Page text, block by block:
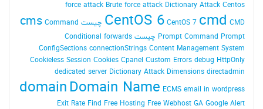
force attack Brute force attack Dictionary Attack Centos
CentOS 6 CentOS 7 cmd CMD چیست cms Command
Prompt Command Prompt چیست
Conditional forwards
ConfigSections connectionStrings Content Management System
Cookieless Session Cookies Cpanel Custom Errors debug HttpOnly
dedicated server Dictionary Attack Dimensions directadmin
domain Domain Name ECMS email in wordpress
Exit Rate Find Free Hosting Free Webhost GA Google Alert